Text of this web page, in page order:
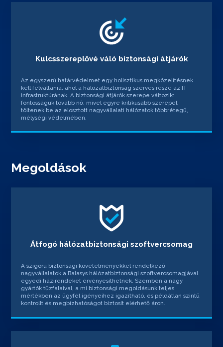
Kulcsszereplővé váló biztonsági átjárók
Az egyszerű határvédelmet egy holisztikus megközelítésnek
kell felváltania, ahol a hálózatbiztonság szerves része az IT-
infrastruktúrának. A biztonsági átjárók szerepe változik:
fontosságuk tovább nő, mivel egyre kritikusabb szerepet
töltenek be az elosztott nagyvállalati hálózatok többrétegű,
mélységi védelmében.
Megoldások
Átfogó hálózatbiztonsági szoftvercsomag
A szigorú biztonsági követelményekkel rendelkező
nagyvállalatok a Balasys hálózatbiztonsági szoftvercsomagjával
egyedi házirendeket érvényesíthetnek. Szemben a nagy
gyártók tűzfalaival, a mi biztonsági megoldásunk teljes
mértékben az ügyfél igényeihez igazítható, és példátlan szintű
kontrollt és megbízhatóságot biztosít elérhető áron.